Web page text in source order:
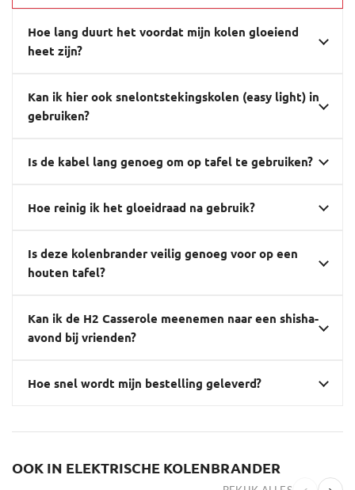
Hoe lang duurt het voordat mijn kolen gloeiend
heet zijn?
Kan ik hier ook snelontstekingskolen (easy light) in
gebruiken?
Is de kabel lang genoeg om op tafel te gebruiken?
Hoe reinig ik het gloeidraad na gebruik?
Is deze kolenbrander veilig genoeg voor op een
houten tafel?
Kan ik de H2 Casserole meenemen naar een shisha-
avond bij vrienden?
Hoe snel wordt mijn bestelling geleverd?
OOK IN ELEKTRISCHE KOLENBRANDER